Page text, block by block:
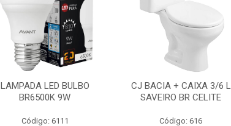
LAMPADA LED BULBO
BR6500K 9W
Código: 6111
CJ BACIA + CAIXA 3/6 L
SAVEIRO BR CELITE
Código: 616